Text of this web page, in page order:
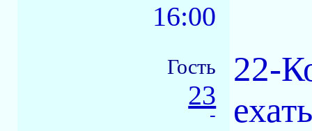
16:00
Гость
23
-
22-